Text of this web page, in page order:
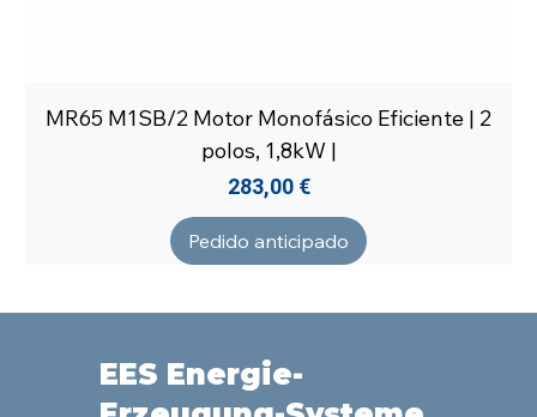
MR65 M1SB/2 Motor Monofásico Eficiente | 2
polos, 1,8kW |
Precio
283,00 €
Pedido anticipado
EES Energie-